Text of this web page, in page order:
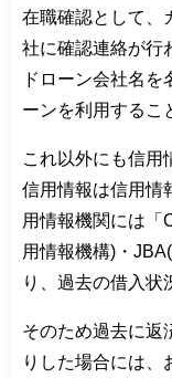
在職確認として、
社に確認連絡が行
ドローン会社名を
ーンを利用するこ
これ以外にも信用
信用情報は信用情
用情報機関には「
用情報機構)・
り、過去の借入状
そのため過去に返
りした場合には、